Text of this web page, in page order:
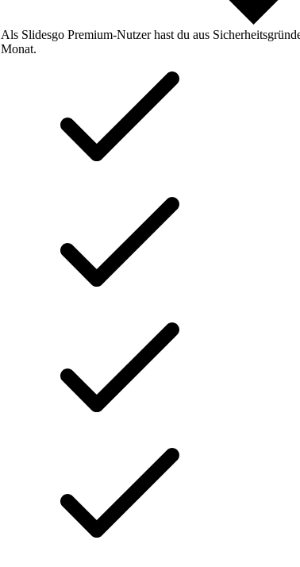
Als Slidesgo Premium-Nutzer hast du aus
Monat.